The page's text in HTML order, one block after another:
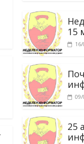
15
09/
25